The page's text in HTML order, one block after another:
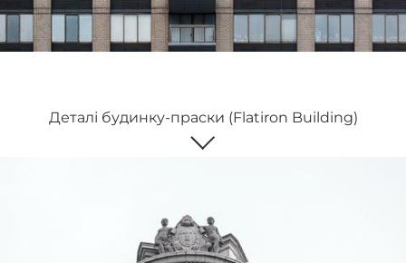
Деталі будинку-праски (Flatiron Building)